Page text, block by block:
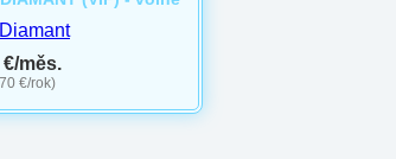
€/měs.
€/rok)